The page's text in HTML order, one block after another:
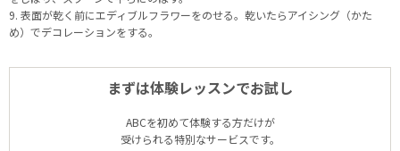
9. 表面が乾く前にエディブルフラワーをのせる。乾いたらアイシング（かた
め）でデコレーションをする。
まずは体験レッスンでお試し
ABCを初めて体験する方だけが
受けられる特別なサービスです。